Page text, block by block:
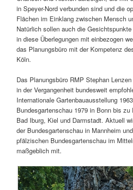
in Speyer-Nord verbunden sind und die
Flächen im Einklang zwischen Mensch
Natürlich sollen auch die
in diese Überlegungen mit einbezogen
das Planungsbüro mit der Kompetenz
Köln.
Das Planungsbüro RMP Stephan
in der Vergangenheit bundesweit
Internationale Gartenbauausstellung
Bundesgartenschau 1979 in Bonn bis zu
Bad Iburg, Kiel und Darmstadt. Aktuell
der Bundesgartenschau in Mannheim
pfälzischen Bundesgartenschau im
maßgeblich mit.